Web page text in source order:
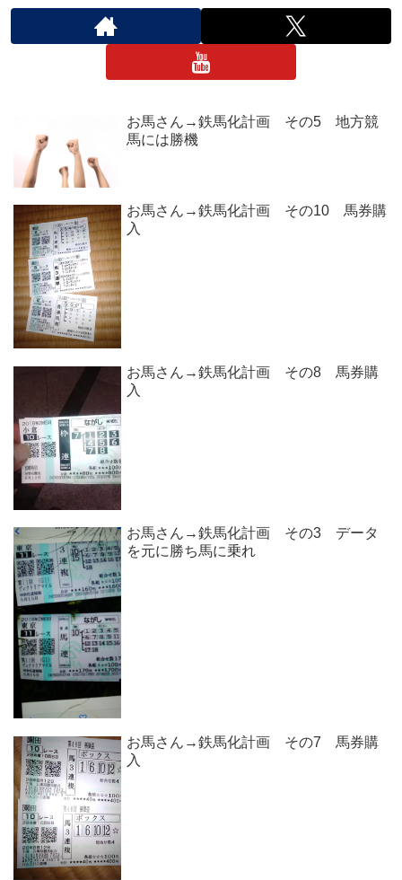
お馬さん→鉄馬化計画 その5 地方競
馬には勝機
お馬さん→鉄馬化計画 その10 馬券購
入
お馬さん→鉄馬化計画 その8 馬券購
入
お馬さん→鉄馬化計画 その3 データ
を元に勝ち馬に乗れ
お馬さん→鉄馬化計画 その7 馬券購
入